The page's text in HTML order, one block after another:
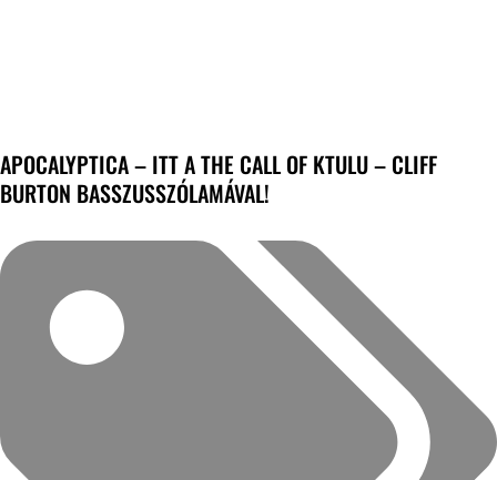
APOCALYPTICA – ITT A THE CALL OF KTULU – CLIFF
BURTON BASSZUSSZÓLAMÁVAL!